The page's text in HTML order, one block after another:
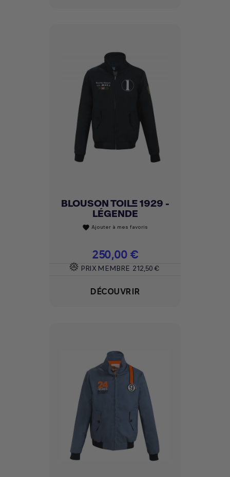
BLOUSON TOILE 1929 -
LÉGENDE
favorite Ajouter à mes favoris
Prix
250,00 €
PRIX MEMBRE 212,50 €
DÉCOUVRIR